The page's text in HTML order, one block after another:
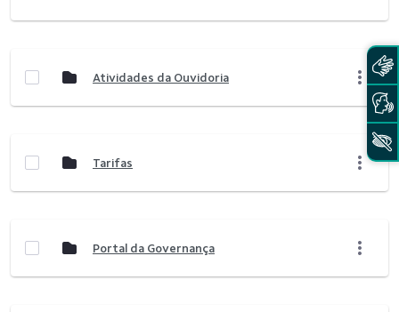
Atividades da Ouvidoria
Tarifas
Portal da Governança